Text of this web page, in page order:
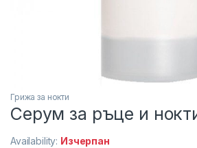
Грижа за нокти
Серум за ръце и
Availability: Изчерпан